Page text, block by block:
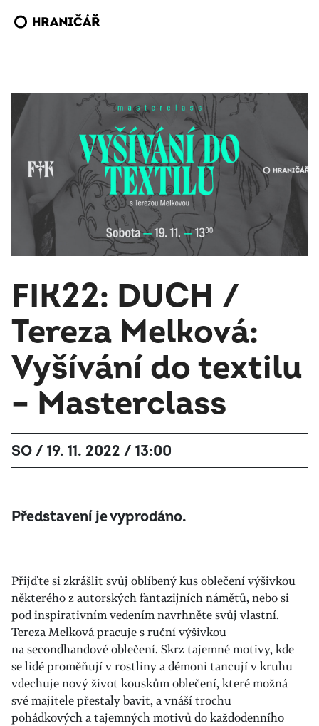
FIK22: DUCH /
Tereza Melková:
Vyšívání do textilu
– Masterclass
SO / 19. 11. 2022 / 13:00
Představení je vyprodáno.
Přijďte si zkrášlit svůj oblíbený kus oblečení výšivkou
některého z autorských fantazijních námětů, nebo si
pod inspirativním vedením navrhněte svůj vlastní.
Tereza Melková pracuje s ruční výšivkou
na secondhandové oblečení. Skrz tajemné motivy, kde
se lidé proměňují v rostliny a démoni tancují v kruhu
vdechuje nový život kouskům oblečení, které možná
své majitele přestaly bavit, a vnáší trochu
pohádkových a tajemných motivů do každodenního